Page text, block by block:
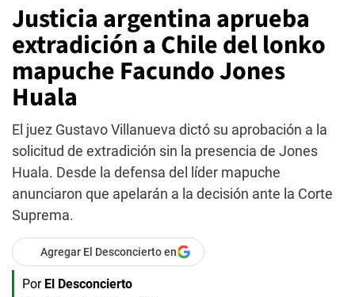
Justicia argentina aprueba
extradición a Chile del lonko
mapuche Facundo Jones
Huala
El juez Gustavo Villanueva dictó su aprobación a la
solicitud de extradición sin la presencia de Jones
Huala. Desde la defensa del líder mapuche
anunciaron que apelarán a la decisión ante la Corte
Suprema.
Agregar El Desconcierto en
Por El Desconcierto